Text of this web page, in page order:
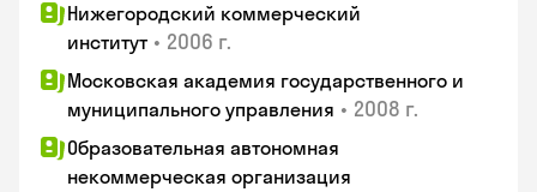
Нижегородский коммерческий
институт • 2006 г.
Московская академия государственного и
муниципального управления • 2008 г.
Образовательная автономная
некоммерческая организация